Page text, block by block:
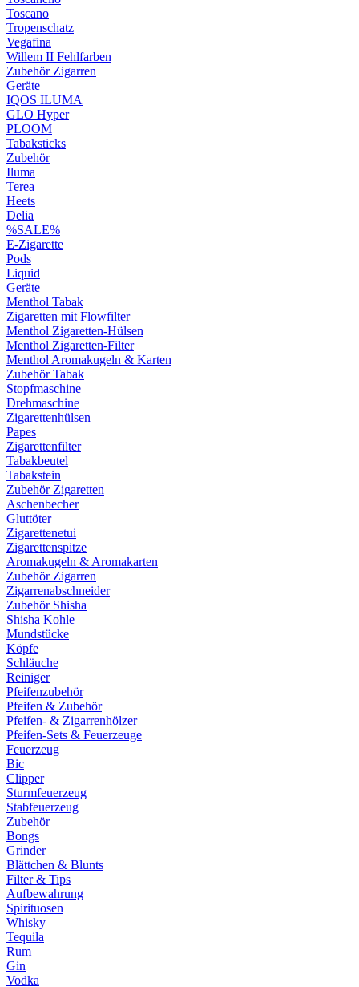
Toscano
Tropenschatz
Vegafina
Willem II Fehlfarben
Zubehör Zigarren
Geräte
IQOS ILUMA
GLO Hyper
PLOOM
Tabaksticks
Zubehör
Iluma
Terea
Heets
Delia
%SALE%
E-Zigarette
Pods
Liquid
Geräte
Menthol Tabak
Zigaretten mit Flowfilter
Menthol Zigaretten-Hülsen
Menthol Zigaretten-Filter
Menthol Aromakugeln & Karten
Zubehör Tabak
Stopfmaschine
Drehmaschine
Zigarettenhülsen
Papes
Zigarettenfilter
Tabakbeutel
Tabakstein
Zubehör Zigaretten
Aschenbecher
Gluttöter
Zigarettenetui
Zigarettenspitze
Aromakugeln & Aromakarten
Zubehör Zigarren
Zigarrenabschneider
Zubehör Shisha
Shisha Kohle
Mundstücke
Köpfe
Schläuche
Reiniger
Pfeifenzubehör
Pfeifen & Zubehör
Pfeifen- & Zigarrenhölzer
Pfeifen-Sets & Feuerzeuge
Feuerzeug
Bic
Clipper
Sturmfeuerzeug
Stabfeuerzeug
Zubehör
Bongs
Grinder
Blättchen & Blunts
Filter & Tips
Aufbewahrung
Spirituosen
Whisky
Tequila
Rum
Gin
Vodka